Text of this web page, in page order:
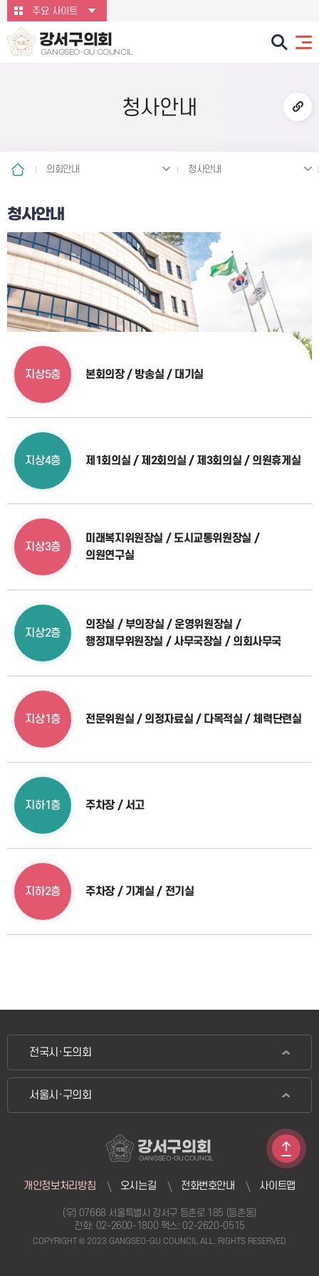
본문바로가기주요 사이트
강서구의회
GANGSEO-GU COUNCIL
청사안내
의회안내 청사안내
청사안내
지상5층 본회의장 / 방송실 / 대기실
지상4층 제1회의실 / 제2회의실 / 제3회의실 / 의원휴게실
지상3층
미래복지위원장실 / 도시교통위원장실 /
의원연구실
지상2층
의장실 / 부의장실 / 운영위원장실 /
행정재무위원장실 / 사무국장실 / 의회사무국
지상1층 전문위원실 / 의정자료실 / 다목적실 / 체력단련실
지하1층 주차장 / 서고
지하2층 주차장 / 기계실 / 전기실
전국시·도의회
서울시·구의회
강서구의회
GANGSEO-GU COUNCIL
개인정보처리방침 오시는길 전화번호안내 사이트맵
(우) 07668 서울특별시 강서구 등촌로 185 (등촌동)
전화: 02-2600-1800 팩스: 02-2620-0515
COPYRIGHT © 2023 GANGSEO-GU COUNCIL ALL. RIGHTS RESERVED